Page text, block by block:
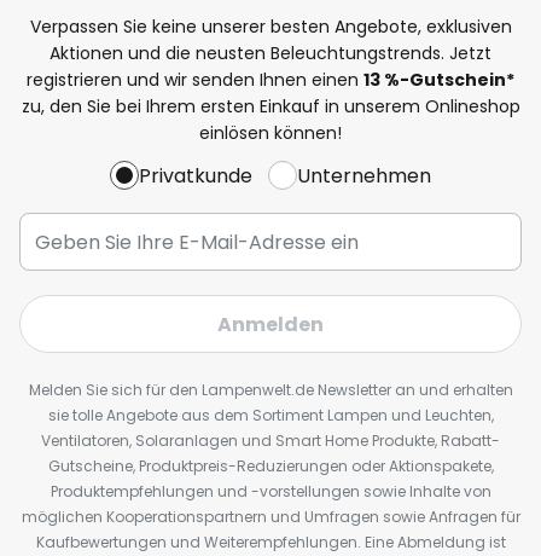
Verpassen Sie keine unserer besten Angebote, exklusiven
Aktionen und die neusten Beleuchtungstrends. Jetzt
registrieren und wir senden Ihnen einen 13 %-Gutschein*
zu, den Sie bei Ihrem ersten Einkauf in unserem Onlineshop
einlösen können!
Privatkunde Unternehmen
Anmelden
Melden Sie sich für den Lampenwelt.de Newsletter an und erhalten
sie tolle Angebote aus dem Sortiment Lampen und Leuchten,
Ventilatoren, Solaranlagen und Smart Home Produkte, Rabatt-
Gutscheine, Produktpreis-Reduzierungen oder Aktionspakete,
Produktempfehlungen und -vorstellungen sowie Inhalte von
möglichen Kooperationspartnern und Umfragen sowie Anfragen für
Kaufbewertungen und Weiterempfehlungen. Eine Abmeldung ist